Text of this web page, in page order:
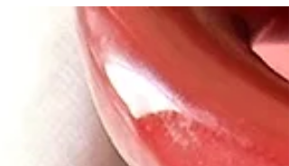
יום סגריר ליום חמים ונעים בבית, עם אחת
הכי מנחמות שיש. אז מה יש לנו כאן? ראמן -
מרק, על בסיס חמאת בוטנים - אני השתמשתי
בסקיפי עם שברי בוטנים כדי להוסיף מרקם -
מחית קארי תאילנדי שמוסיף חרפרפות, אבל
וכיפית, קרם קוקוס וציר עוף. אני משתמשת
עוף קנוי, זה